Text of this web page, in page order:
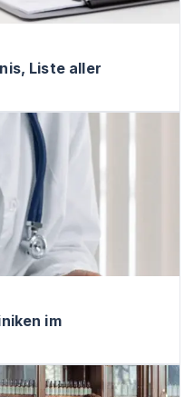
Liste aller
im